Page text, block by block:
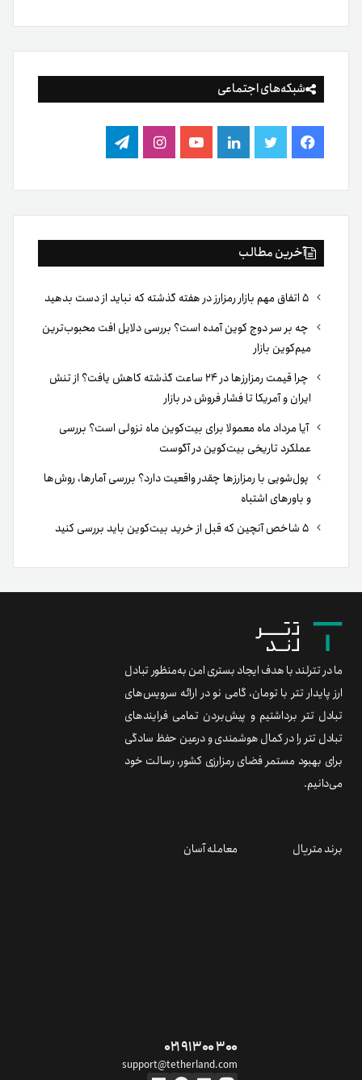
شبکه‌های اجتماعی
فیس
بوک
توییتر لینکدینیوتیوباینستاگرام
تلگرام
آخرین مطالب
چه بر سر دوج کوین آمده است؟ بررسی دلایل افت محبوب‌ترین
میم‌کوین بازار
چرا قیمت رمزارزها در ۲۴ ساعت گذشته کاهش یافت؟ از تنش
ایران و آمریکا تا فشار فروش در بازار
آیا مرداد ماه معمولا برای بیت‌کوین ماه نزولی است؟ بررسی
عملکرد تاریخی بیت‌کوین در آگوست
پول‌شویی با رمزارزها چقدر واقعیت دارد؟ بررسی آمارها، روش‌ها
و باورهای اشتباه
ما در تترلند با هدف ایجاد بستری امن به‌منظور تبادل
ارز پایدار تتر با تومان، گامی نو در ارائه سرویس‌های
تبادل تتر برداشتیم و پیش‌بردن تمامی فرایندهای
تبادل تتر را در کمال هوشمندی و درعین حفظ سادگی
برای بهبود مستمر فضای رمزارزی کشور، رسالت خود
می‌دانیم.
برند متریال معامله آسان
۰۲۱ ۹۱ ۳۰۰ ۳۰۰
support@tetherland.com